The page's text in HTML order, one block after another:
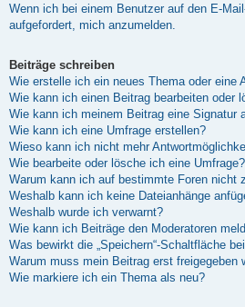
Wenn ich bei einem Benutzer auf den E-
aufgefordert, mich anzumelden.
Beiträge schreiben
Wie erstelle ich ein neues Thema oder eine
Wie kann ich einen Beitrag bearbeiten oder
Wie kann ich meinem Beitrag eine Signatur
Wie kann ich eine Umfrage erstellen?
Wieso kann ich nicht mehr
Wie bearbeite oder lösche ich eine Umfrage?
Warum kann ich auf bestimmte Foren nicht
Weshalb kann ich keine Dateianhänge
Weshalb wurde ich verwarnt?
Wie kann ich Beiträge den Moderatoren
Was bewirkt die „Speichern“-Schaltfläche
Warum muss mein Beitrag erst freigegeben
Wie markiere ich ein Thema als neu?